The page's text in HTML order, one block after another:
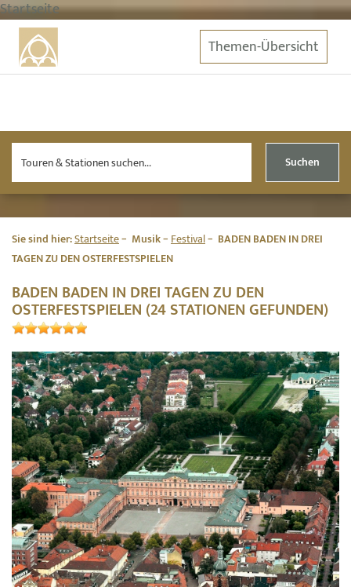
Startseite
Themen-Übersicht
Suchen
Sie sind hier:Startseite Musik Festival
BADEN BADEN IN DREI
TAGEN ZU DEN OSTERFESTSPIELEN
BADEN BADEN IN DREI TAGEN ZU DEN
OSTERFESTSPIELEN (24 STATIONEN GEFUNDEN)